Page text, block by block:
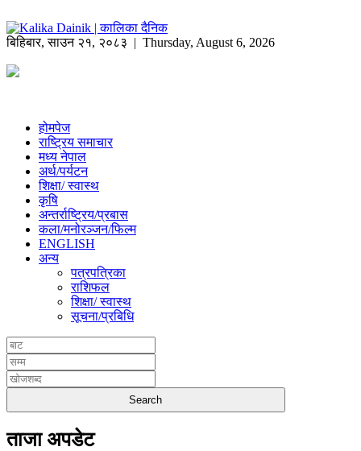
बिहिबार,साउन २१, २०८३ | Thursday, August 6, 2026
होमपेज
राष्ट्रिय समाचार
मध्य नेपाल
अर्थ/पर्यटन
शिक्षा/ स्वास्थ
कृषि
अन्तर्राष्ट्रिय/प्रबास
कला/मनोरञ्जन/फिल्म
ENGLISH
अन्य
पत्रपत्रिका
राशिफल
शिक्षा/ स्वास्थ
सूचना/प्रबिधि
ताजा अपडेट